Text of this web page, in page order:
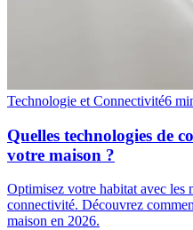
Technologie et Connectivité6
Quelles technologies de
votre maison ?
Optimisez votre habitat avec les
connectivité. Découvrez
maison en 2026.